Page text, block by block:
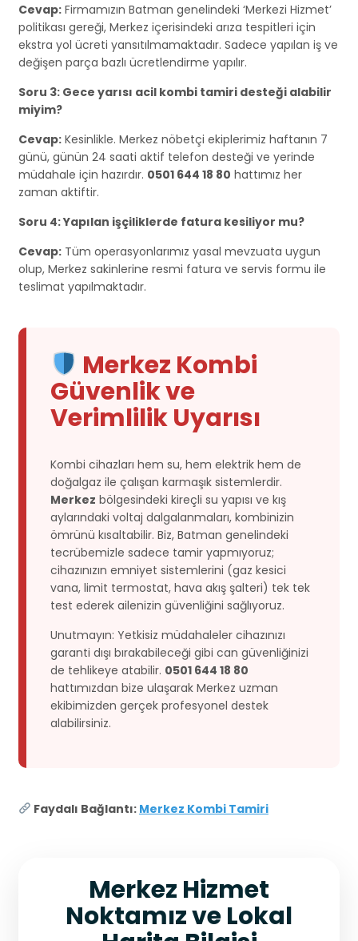
Cevap: Firmamızın Batman genelindeki ‘Merkezi Hizmet’
politikası gereği, Merkez içerisindeki arıza tespitleri için
ekstra yol ücreti yansıtılmamaktadır. Sadece yapılan iş ve
değişen parça bazlı ücretlendirme yapılır.
Soru 3: Gece yarısı acil kombi tamiri desteği alabilir
miyim?
Cevap: Kesinlikle. Merkez nöbetçi ekiplerimiz haftanın 7
günü, günün 24 saati aktif telefon desteği ve yerinde
müdahale için hazırdır. 0501 644 18 80 hattımız her
zaman aktiftir.
Soru 4: Yapılan işçiliklerde fatura kesiliyor mu?
Cevap: Tüm operasyonlarımız yasal mevzuata uygun
olup, Merkez sakinlerine resmi fatura ve servis formu ile
teslimat yapılmaktadır.
Merkez Kombi
Güvenlik ve
Verimlilik Uyarısı
Kombi cihazları hem su, hem elektrik hem de
doğalgaz ile çalışan karmaşık sistemlerdir.
Merkez bölgesindeki kireçli su yapısı ve kış
aylarındaki voltaj dalgalanmaları, kombinizin
ömrünü kısaltabilir. Biz, Batman genelindeki
tecrübemizle sadece tamir yapmıyoruz;
cihazınızın emniyet sistemlerini (gaz kesici
vana, limit termostat, hava akış şalteri) tek tek
test ederek ailenizin güvenliğini sağlıyoruz.
Unutmayın: Yetkisiz müdahaleler cihazınızı
garanti dışı bırakabileceği gibi can güvenliğinizi
de tehlikeye atabilir. 0501 644 18 80
hattımızdan bize ulaşarak Merkez uzman
ekibimizden gerçek profesyonel destek
alabilirsiniz.
Faydalı Bağlantı: Merkez Kombi Tamiri
Merkez Hizmet
Noktamız ve Lokal